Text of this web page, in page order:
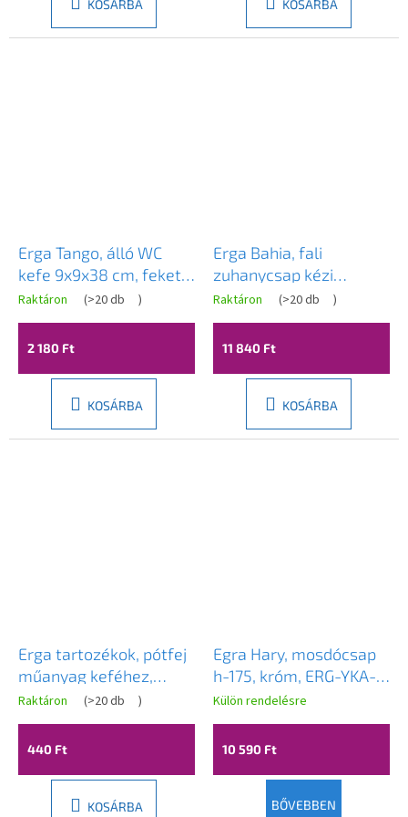
KOSÁRBA KOSÁRBA
Erga Tango, álló WC
kefe 9x9x38 cm, fekete
matt-barna, ERG-YKA-
P.TANGO
Raktáron (>20 db )
2 180 Ft
KOSÁRBA
Erga Bahia, fali
zuhanycsap kézi
pontkészlettel, fekete
matt, ERG-YKA-
BW.BAHIA-BLK
Raktáron (>20 db )
11 840 Ft
KOSÁRBA
Erga tartozékok, pótfej
műanyag keféhez,
fekete, ERG-YKA-V.KC-
WC
Raktáron (>20 db )
440 Ft
KOSÁRBA
Egra Hary, mosdócsap
h-175, króm, ERG-YKA-
BU.HARY24-CHR
Külön rendelésre
10 590 Ft
BŐVEBBEN